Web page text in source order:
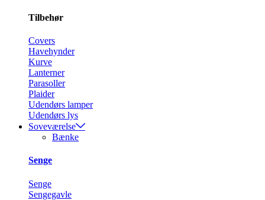
Tilbehør
Covers
Havehynder
Kurve
Lanterner
Parasoller
Plaider
Udendørs lamper
Udendørs lys
Soveværelse
Bænke
Senge
Senge
Sengegavle